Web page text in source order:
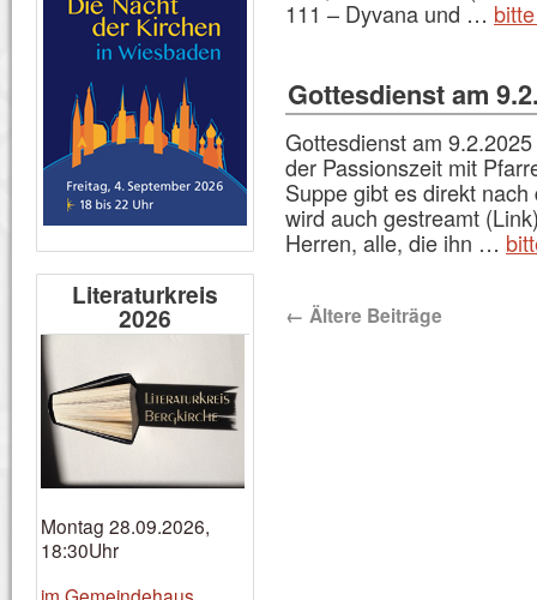
111 – Dyvana und …
Gottesdienst am
Gottesdienst am
der Passionszeit mit
Suppe gibt es direkt
wird auch gestreamt
Herren, alle, die ihn …
← Ältere Beiträge
Literaturkreis
2026
Montag 28.09.2026,
18:30Uhr